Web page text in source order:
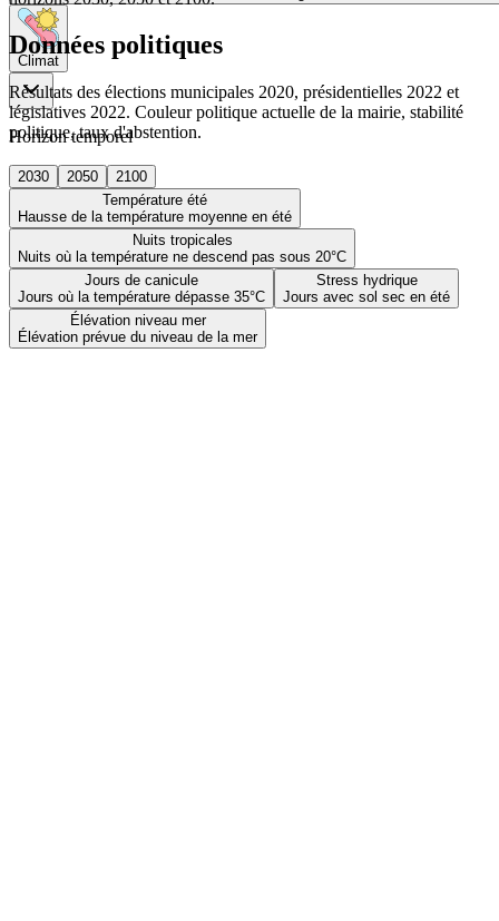
Climat
Horizon temporel
2030 2050
2100
Température été
Hausse de la température moyenne en été
Nuits tropicales
Nuits où la température ne descend pas sous 20°C
Jours de canicule
Jours où la température dépasse 35°C
Stress hydrique
Jours avec sol sec en été
Élévation niveau mer
Élévation prévue du niveau de la mer
Données politiques
Résultats des élections municipales 2020, présidentielles 2022 et
législatives 2022. Couleur politique actuelle de la mairie, stabilité
politique, taux d'abstention.